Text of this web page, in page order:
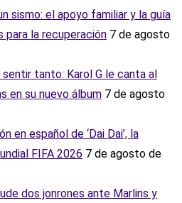
sismo: el apoyo familiar y la guía
para la recuperación 7 de agosto
tanto: Karol G le canta al
en su nuevo álbum 7 de agosto
en español de ‘Dai Dai’, la
FIFA 2026 7 de agosto de
dos jonrones ante Marlins y